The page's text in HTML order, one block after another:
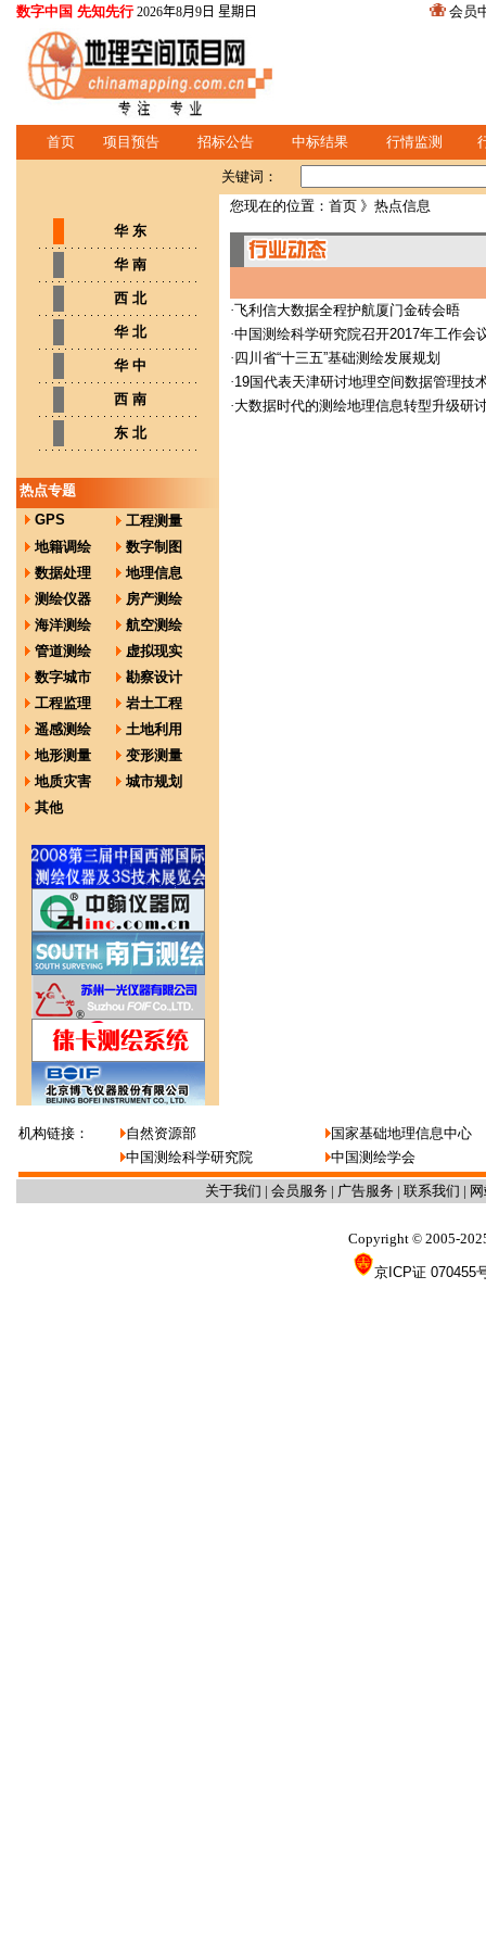
数字中国 先知先行 2026年8月9日 星期日 会员
首页 项目预告 招标公告 中标结果 行情监测
关键词：
华 东
华 南
西 北
华 北
华 中
西 南
东 北
热点专题
GPS
工程测量
地籍调绘
数字制图
数据处理
地理信息
测绘仪器
房产测绘
海洋测绘
航空测绘
管道测绘
虚拟现实
数字城市
勘察设计
工程监理
岩土工程
遥感测绘
土地利用
地形测量
变形测量
地质灾害
城市规划
其他
您现在的位置： 首页 》热点信息
·飞利信大数据全程护航厦门金砖会晤
·中国测绘科学研究院召开2017年工作会
·四川省“十三五”基础测绘发展规划
·19国代表天津研讨地理空间数据管理技
·大数据时代的测绘地理信息转型升级研
机构链接： 自然资源部
国家基础地理信息中心
中国测绘科学研究院
中国测绘学会
关于我们 | 会员服务 | 广告服务 | 联系我们 |
Copyright © 2005-
京ICP证 070455